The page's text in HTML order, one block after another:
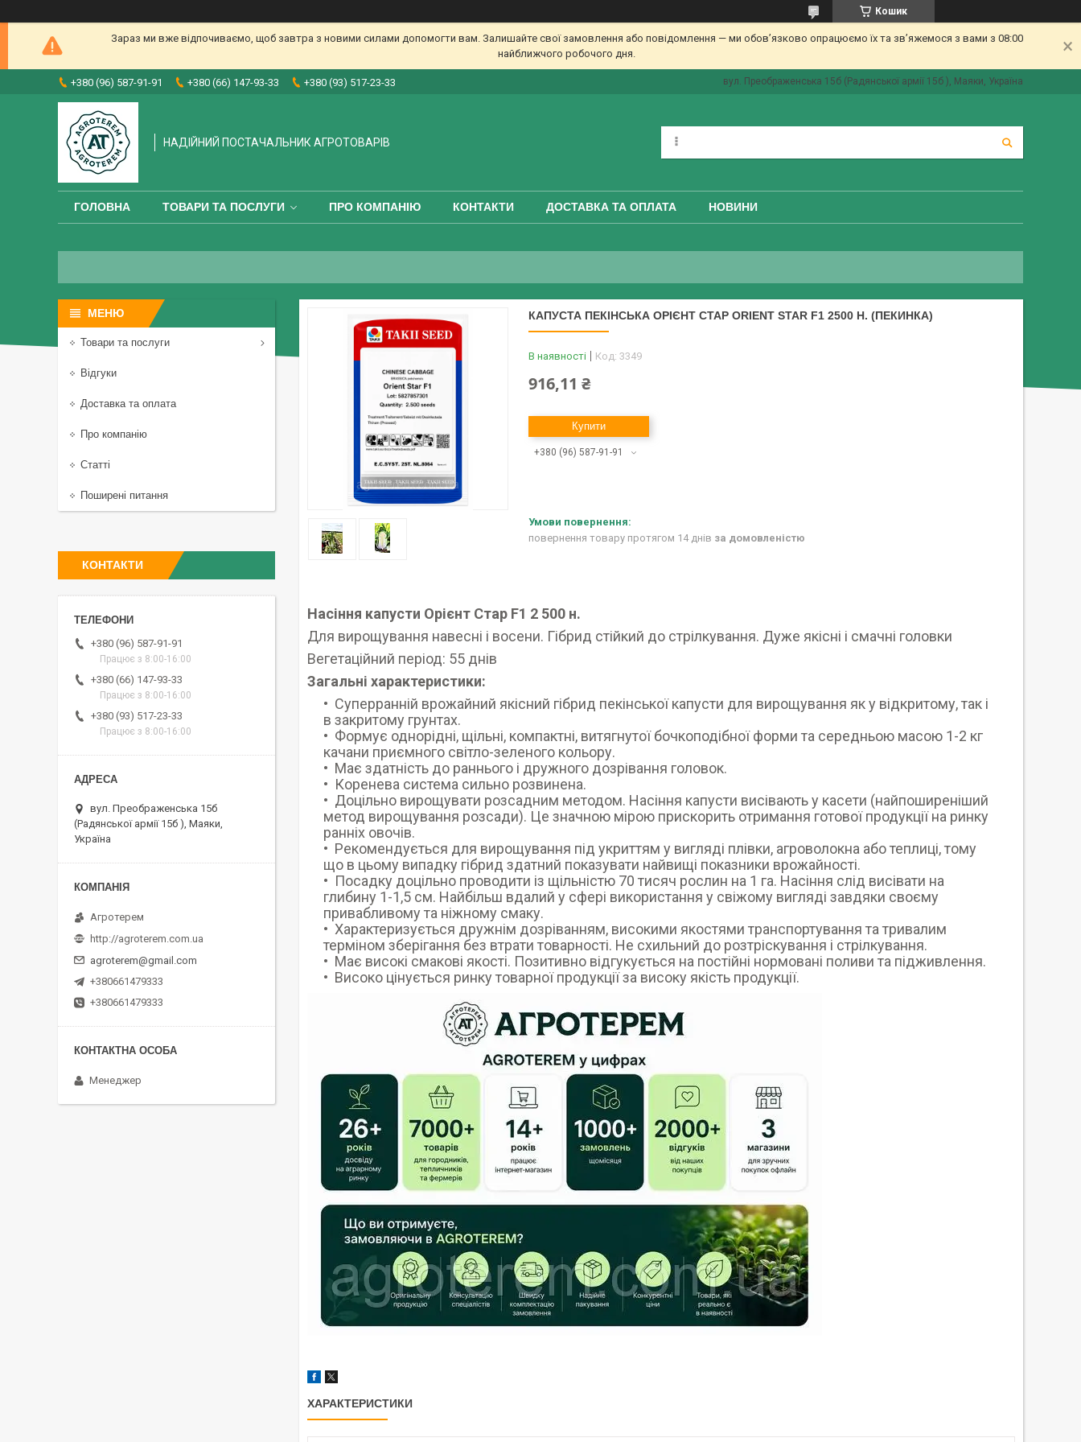
Кошик
Зараз ми вже відпочиваємо, щоб завтра з новими силами допомогти вам. Залишайте свої замовлення або повідомлення — ми обов’язково опрацюємо їх та зв’яжемося з вами з 08:00
найближчого робочого дня.
+380 (96) 587-91-91 +380 (66) 147-93-33 +380 (93) 517-23-33 вул. Преображенська 15б (Радянської армії 15б ), Маяки, Україна
НАДІЙНИЙ ПОСТАЧАЛЬНИК АГРОТОВАРІВ
ГОЛОВНА ТОВАРИ ТА ПОСЛУГИ ПРО КОМПАНІЮ КОНТАКТИ ДОСТАВКА ТА ОПЛАТА НОВИНИ
КАПУСТА ПЕКІНСЬКА ОРІЄНТ СТАР ORIENT STAR F1 2500 Н. (ПЕКИНКА)
В наявності Код: 3349
916,11 ₴
Купити
+380 (96) 587-91-91
повернення товару протягом 14 днів за домовленістю
Насіння капусти Орієнт Стар F1 2 500 н.
Для вирощування навесні і восени. Гібрид стійкий до стрілкування. Дуже якісні і смачні головки
Вегетаційний період: 55 днів
Загальні характеристики:
Суперранній врожайний якісний гібрид пекінської капусти для вирощування як у відкритому, так і
в закритому грунтах.
Формує однорідні, щільні, компактні, витягнутої бочкоподібної форми та середньою масою 1-2 кг
качани приємного світло-зеленого кольору.
Має здатність до раннього і дружного дозрівання головок.
Коренева система сильно розвинена.
Доцільно вирощувати розсадним методом. Насіння капусти висівають у касети (найпоширеніший
метод вирощування розсади). Це значною мірою прискорить отримання готової продукції на ринку
ранніх овочів.
Рекомендується для вирощування під укриттям у вигляді плівки, агроволокна або теплиці, тому
що в цьому випадку гібрид здатний показувати найвищі показники врожайності.
Посадку доцільно проводити із щільністю 70 тисяч рослин на 1 га. Насіння слід висівати на
глибину 1-1,5 см. Найбільш вдалий у сфері використання у свіжому вигляді завдяки своєму
привабливому та ніжному смаку.
Характеризується дружнім дозріванням, високими якостями транспортування та тривалим
терміном зберігання без втрати товарності. Не схильний до розтріскування і стрілкування.
Має високі смакові якості. Позитивно відгукується на постійні нормовані поливи та підживлення.
Високо цінується ринку товарної продукції за високу якість продукції.
ХАРАКТЕРИСТИКИ
Товари та послуги
Відгуки
Доставка та оплата
Про компанію
Статті
Поширені питання
КОНТАКТИ
+380 (96) 587-91-91
Працює з 8:00-16:00
+380 (66) 147-93-33
Працює з 8:00-16:00
+380 (93) 517-23-33
Працює з 8:00-16:00
вул. Преображенська 15б
(Радянської армії 15б ), Маяки,
Україна
Агротерем
http://agroterem.com.ua
agroterem@gmail.com
+380661479333
+380661479333
Менеджер